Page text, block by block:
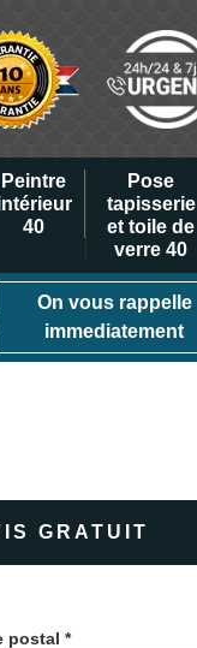
Peintre
40
Pose
tapisserie
et toile de
verre 40
On vous rappelle
immediatement
GRATUIT
postal *